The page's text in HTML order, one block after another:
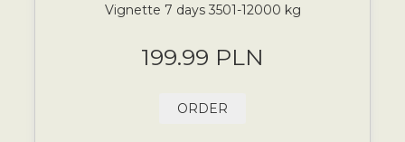
Vignette 7 days 3501-12000 kg
199.99 PLN
ORDER